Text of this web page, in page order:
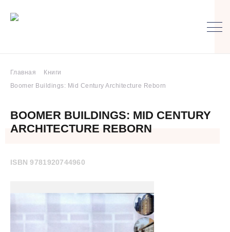
Главная
Книги
Boomer Buildings: Mid Century Architecture Reborn
BOOMER BUILDINGS: MID CENTURY
ARCHITECTURE REBORN
ISBN 9781920744960